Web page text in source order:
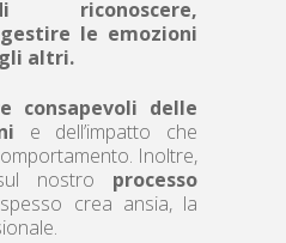
riconoscere,
le emozioni
altri.
consapevoli delle
e dell’impatto che
Inoltre,
nostro processo
crea ansia, la